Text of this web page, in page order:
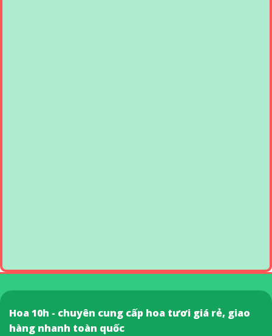
Hoa 10h - chuyên cung cấp hoa tươi giá rẻ, giao
hàng nhanh toàn quốc